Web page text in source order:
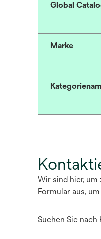
Global
Marke
Wir sind hier, um
Formular aus,
Suchen Sie nach